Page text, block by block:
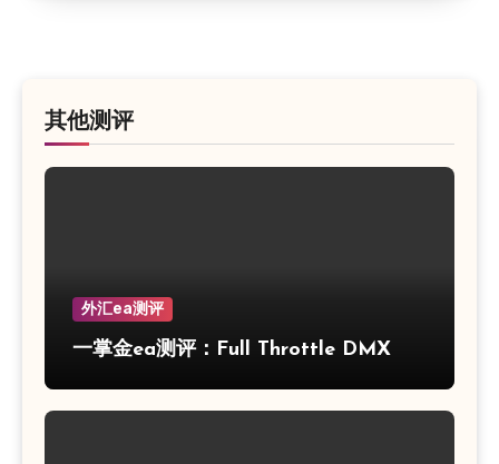
其他测评
外汇ea测评
一掌金ea测评：Full Throttle DMX